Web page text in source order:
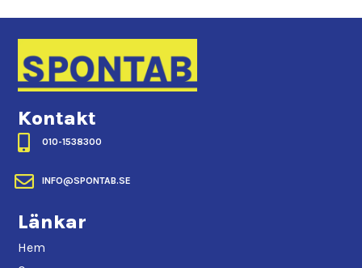
Kontakt
010-1538300
 INFO@SPONTAB.SE
Länkar
Hem